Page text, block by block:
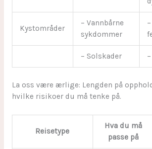
Kystområder
– Vannbårne
sykdommer
– Solskader
La oss være ærlige: Lengden på
hvilke risikoer du må tenke på.
Reisetype
Hva du må
passe på